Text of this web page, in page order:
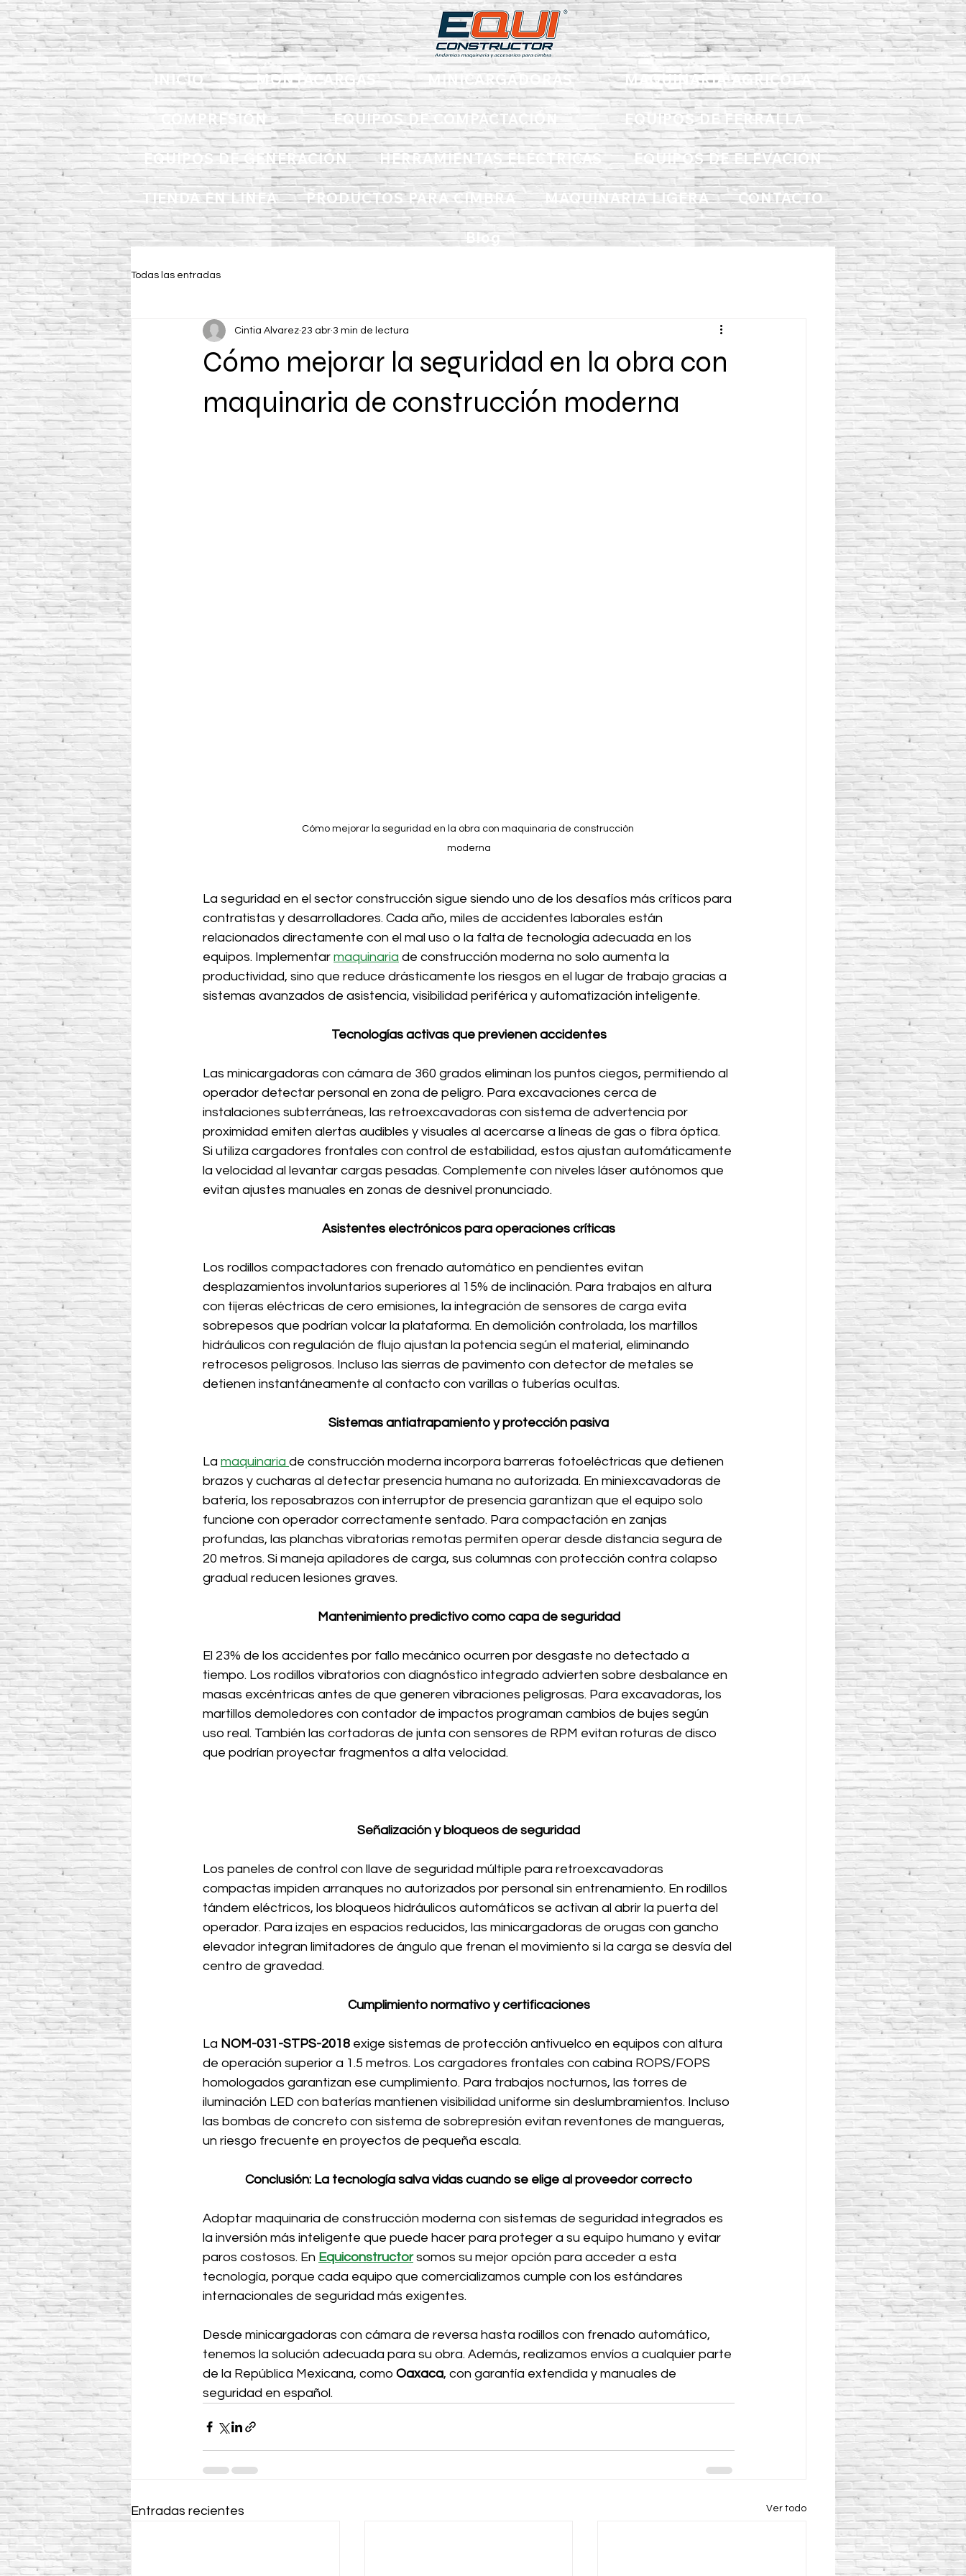
INICIO MONTACARGAS MINICARGADORAS MAQUINARIA AGRICOLA
COMPRESIÓN EQUIPOS DE COMPACTACIÓN EQUIPOS DE FERRALLA
EQUIPOS DE GENERACIÓN HERRAMIENTAS ELÉCTRICAS EQUIPOS DE ELEVACIÓN
TIENDA EN LINEA PRODUCTOS PARA CIMBRA MAQUINARIA LIGERA CONTACTO
Blog
Todas las entradas
Cómo mejorar la seguridad en la obra con
maquinaria de construcción moderna
Cintia Alvarez 23 abr 3 min de lectura
Cómo mejorar la seguridad en la obra con maquinaria de construcción
moderna
La seguridad en el sector construcción sigue siendo uno de los desafíos más críticos para
contratistas y desarrolladores. Cada año, miles de accidentes laborales están
relacionados directamente con el mal uso o la falta de tecnología adecuada en los
equipos. Implementar maquinaria de construcción moderna no solo aumenta la
productividad, sino que reduce drásticamente los riesgos en el lugar de trabajo gracias a
sistemas avanzados de asistencia, visibilidad periférica y automatización inteligente.
Tecnologías activas que previenen accidentes
Las minicargadoras con cámara de 360 grados eliminan los puntos ciegos, permitiendo al
operador detectar personal en zona de peligro. Para excavaciones cerca de
instalaciones subterráneas, las retroexcavadoras con sistema de advertencia por
proximidad emiten alertas audibles y visuales al acercarse a líneas de gas o fibra óptica.
Si utiliza cargadores frontales con control de estabilidad, estos ajustan automáticamente
la velocidad al levantar cargas pesadas. Complemente con niveles láser autónomos que
evitan ajustes manuales en zonas de desnivel pronunciado.
Asistentes electrónicos para operaciones críticas
Los rodillos compactadores con frenado automático en pendientes evitan
desplazamientos involuntarios superiores al 15% de inclinación. Para trabajos en altura
con tijeras eléctricas de cero emisiones, la integración de sensores de carga evita
sobrepesos que podrían volcar la plataforma. En demolición controlada, los martillos
hidráulicos con regulación de flujo ajustan la potencia según el material, eliminando
retrocesos peligrosos. Incluso las sierras de pavimento con detector de metales se
detienen instantáneamente al contacto con varillas o tuberías ocultas.
Sistemas antiatrapamiento y protección pasiva
La maquinaria de construcción moderna incorpora barreras fotoeléctricas que detienen
brazos y cucharas al detectar presencia humana no autorizada. En miniexcavadoras de
batería, los reposabrazos con interruptor de presencia garantizan que el equipo solo
funcione con operador correctamente sentado. Para compactación en zanjas
profundas, las planchas vibratorias remotas permiten operar desde distancia segura de
20 metros. Si maneja apiladores de carga, sus columnas con protección contra colapso
gradual reducen lesiones graves.
Mantenimiento predictivo como capa de seguridad
El 23% de los accidentes por fallo mecánico ocurren por desgaste no detectado a
tiempo. Los rodillos vibratorios con diagnóstico integrado advierten sobre desbalance en
masas excéntricas antes de que generen vibraciones peligrosas. Para excavadoras, los
martillos demoledores con contador de impactos programan cambios de bujes según
uso real. También las cortadoras de junta con sensores de RPM evitan roturas de disco
que podrían proyectar fragmentos a alta velocidad.
Señalización y bloqueos de seguridad
Los paneles de control con llave de seguridad múltiple para retroexcavadoras
compactas impiden arranques no autorizados por personal sin entrenamiento. En rodillos
tándem eléctricos, los bloqueos hidráulicos automáticos se activan al abrir la puerta del
operador. Para izajes en espacios reducidos, las minicargadoras de orugas con gancho
elevador integran limitadores de ángulo que frenan el movimiento si la carga se desvía del
centro de gravedad.
Cumplimiento normativo y certificaciones
La NOM-031-STPS-2018 exige sistemas de protección antivuelco en equipos con altura
de operación superior a 1.5 metros. Los cargadores frontales con cabina ROPS/FOPS
homologados garantizan ese cumplimiento. Para trabajos nocturnos, las torres de
iluminación LED con baterías mantienen visibilidad uniforme sin deslumbramientos. Incluso
las bombas de concreto con sistema de sobrepresión evitan reventones de mangueras,
un riesgo frecuente en proyectos de pequeña escala.
Conclusión: La tecnología salva vidas cuando se elige al proveedor correcto
Adoptar maquinaria de construcción moderna con sistemas de seguridad integrados es
la inversión más inteligente que puede hacer para proteger a su equipo humano y evitar
paros costosos. En Equiconstructor somos su mejor opción para acceder a esta
tecnología, porque cada equipo que comercializamos cumple con los estándares
internacionales de seguridad más exigentes.
Desde minicargadoras con cámara de reversa hasta rodillos con frenado automático,
tenemos la solución adecuada para su obra. Además, realizamos envíos a cualquier parte
de la República Mexicana, como Oaxaca, con garantía extendida y manuales de
seguridad en español.
Entradas recientes Ver todo